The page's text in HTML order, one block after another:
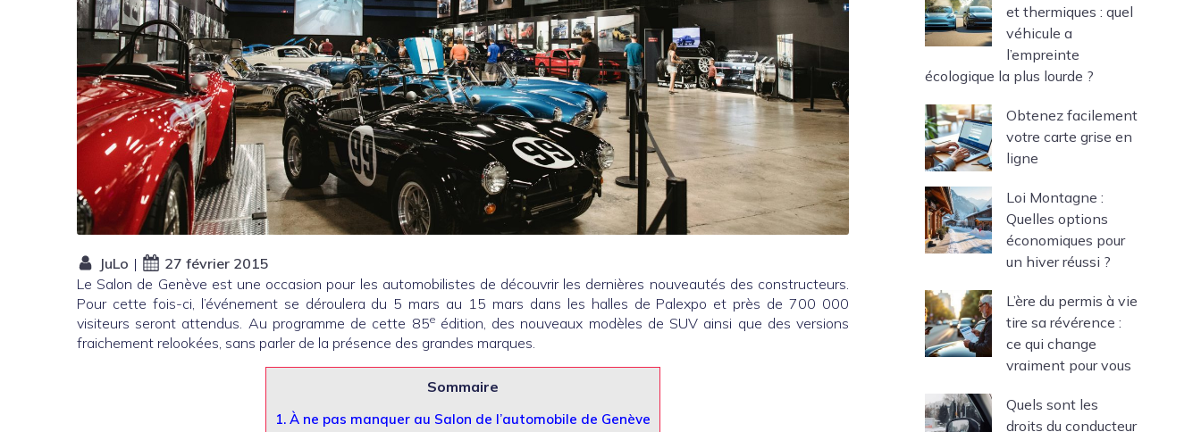
JuLo |
27 février 2015
Le Salon de Genève est une occasion pour les automobilistes de découvrir les dernières nouveautés des constructeurs.
Pour cette fois-ci, l’événement se déroulera du 5 mars au 15 mars dans les halles de Palexpo et près de 700 000
visiteurs seront attendus. Au programme de cette 85eédition, des nouveaux modèles de SUV ainsi que des versions
fraichement relookées, sans parler de la présence des grandes marques.
Sommaire
1. À ne pas manquer au Salon de l’automobile de Genève
et thermiques : quel
véhicule a
l’empreinte
écologique la plus lourde ?
Obtenez facilement
votre carte grise en
ligne
Loi Montagne :
Quelles options
économiques pour
un hiver réussi ?
L’ère du permis à vie
tire sa révérence :
ce qui change
vraiment pour vous
Quels sont les
droits du conducteur